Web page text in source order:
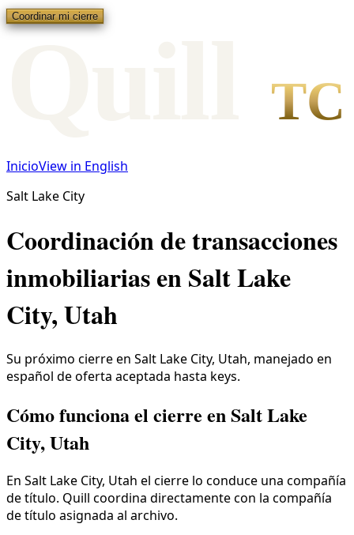
Coordinar mi cierre
TC
InicioView in English
Salt Lake City
Coordinación de transacciones
inmobiliarias en Salt Lake
City, Utah
Su próximo cierre en Salt Lake City, Utah, manejado en
español de oferta aceptada hasta keys.
Cómo funciona el cierre en Salt Lake
City, Utah
En Salt Lake City, Utah el cierre lo conduce una compañía
de título. Quill coordina directamente con la compañía
de título asignada al archivo.